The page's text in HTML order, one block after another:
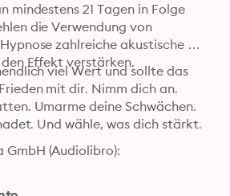
mindestens 21 Tagen in Folge
die Verwendung von
zahlreiche akustische
Effekt verstärken.
viel Wert und sollte das
mit dir. Nimm dich an.
Umarme deine Schwächen.
Und wähle, was dich stärkt.
GmbH (Audiolibro):